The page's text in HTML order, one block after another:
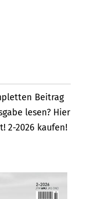
Beitrag
lesen? Hier
2-2026 kaufen!